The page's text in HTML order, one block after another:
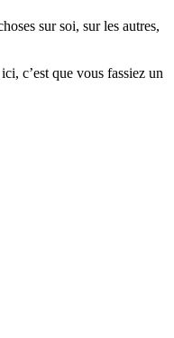
sur soi, sur les autres,
c’est que vous fassiez un